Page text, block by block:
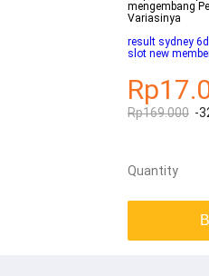
mengembang
Variasinya
result sydney
slot new
Rp169.000 -
Quantity